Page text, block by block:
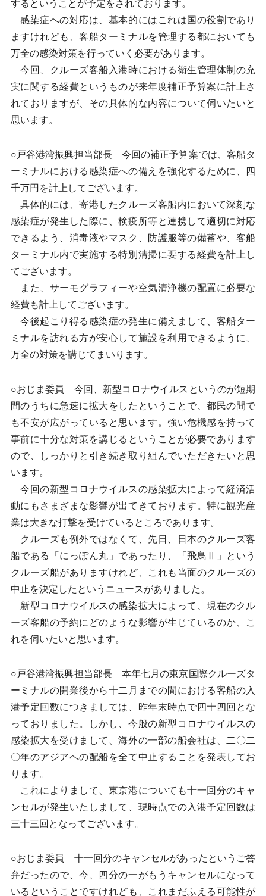
するということが予定をされております。
感染症への対応は、基本的にはこれは国の役割であり
ますけれども、客船ターミナルを管理する都においても
万全の感染対策を行っていく必要があります。
今回、クルーズ客船入港時における衛生管理体制の充
実に関する経費というものが来年度補正予算案に計上さ
れておりますが、その具体的な内容について伺いたいと
思います。
○戸谷港湾振興担当部長 今回の補正予算案では、客船タ
ーミナルにおける感染症への備えを強化するために、四
千万円を計上してございます。
具体的には、寄港したクルーズ客船内において深刻な
感染症が発生した際に、検疫所等と連携して適切に対応
できるよう、消毒液やマスク、防護服等の備蓄や、客船
ターミナル内で実施する特別清掃に要する経費を計上し
てございます。
また、サーモグラフィーや空気清浄機の配置に必要な
経費も計上してございます。
今後起こり得る感染症の発生に備えまして、客船ター
ミナルを訪れる方が安心して施設を利用できるように、
万全の対策を講じてまいります。
○おじま委員 今回、新型コロナウイルスというのが短期
間のうちに急速に拡大をしたということで、都民の間で
も不安が広がっていると思います。強い危機感を持って
事前に十分な対策を講じるということが必要であります
ので、しっかりと引き続き取り組んでいただきたいと思
います。
今回の新型コロナウイルスの感染拡大によって経済活
動にもさまざまな影響が出てきております。特に観光産
業は大きな打撃を受けているところであります。
クルーズも例外ではなくて、先日、日本のクルーズ客
船である「にっぽん丸」であったり、「飛鳥Ⅱ」という
クルーズ船がありますけれど、これも当面のクルーズの
中止を決定したというニュースがありました。
新型コロナウイルスの感染拡大によって、現在のクル
ーズ客船の予約にどのような影響が生じているのか、こ
れを伺いたいと思います。
○戸谷港湾振興担当部長 本年七月の東京国際クルーズタ
ーミナルの開業後から十二月までの間における客船の入
港予定回数につきましては、昨年末時点で四十四回とな
っておりました。しかし、今般の新型コロナウイルスの
感染拡大を受けまして、海外の一部の船会社は、二〇二
〇年のアジアへの配船を全て中止することを発表してお
ります。
これによりまして、東京港についても十一回分のキャ
ンセルが発生いたしまして、現時点での入港予定回数は
三十三回となってございます。
○おじま委員 十一回分のキャンセルがあったというご答
弁だったので、今、四分の一がもうキャンセルになって
いるということですけれども、これまだふえる可能性が